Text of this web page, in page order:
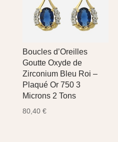
Boucles d’Oreilles
Goutte Oxyde de
Zirconium Bleu Roi –
Plaqué Or 750 3
Microns 2 Tons
80,40 €